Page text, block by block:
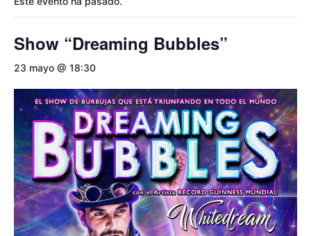
Show “Dreaming Bubbles”
23 mayo @ 18:30